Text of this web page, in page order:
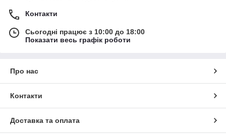
Контакти
Сьогодні працює з 10:00 до 18:00
Показати весь графік роботи
Про нас
Контакти
Доставка та оплата